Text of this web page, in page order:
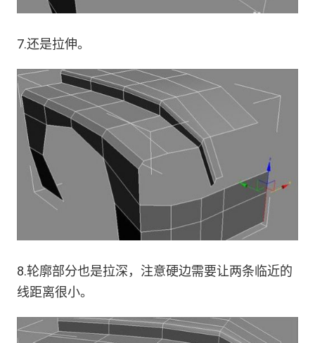
7.还是拉伸。
8.轮廓部分也是拉深，注意硬边需要让两条临近的
线距离很小。